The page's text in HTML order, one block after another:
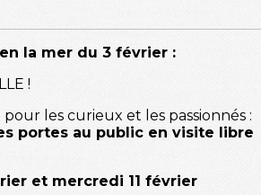
la mer du 3 février :
!
les curieux et les passionnés :
portes au public en visite libre
et mercredi 11 février